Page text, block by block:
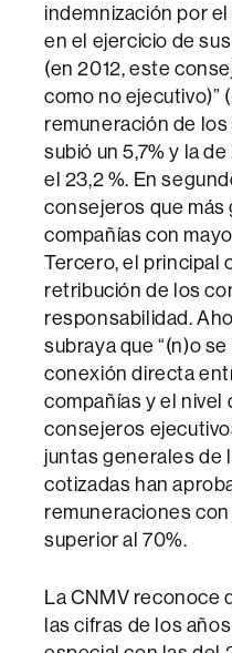
indemnización por
en el ejercicio de
(en 2012, este
como no ejecutivo)”
remuneración de
subió un 5,7% y la
el 23,2 %. En
consejeros que más
compañías con
Tercero, el principal
retribución de los
responsabilidad.
subraya que “(n)o
conexión directa
compañías y el
consejeros
juntas generales de
cotizadas han
remuneraciones
superior al 70%.
La CNMV reconoce
las cifras de los